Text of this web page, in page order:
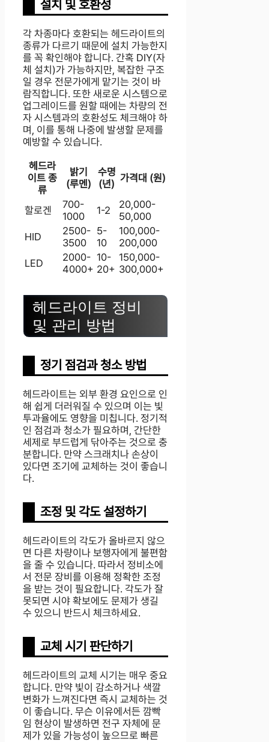
설치 및 호환성
각 차종마다 호환되는 헤드라이트의
종류가 다르기 때문에 설치 가능한지
를 꼭 확인해야 합니다. 간혹 DIY(자
체 설치)가 가능하지만, 복잡한 구조
일 경우 전문가에게 맡기는 것이 바
람직합니다. 또한 새로운 시스템으로
업그레이드를 원할 때에는 차량의 전
자 시스템과의 호환성도 체크해야 하
며, 이를 통해 나중에 발생할 문제를
예방할 수 있습니다.
헤드라
이트 종
류
밝기
(루멘)
수명
(년) 가격대 (원)
할로겐
700-
1000
1-2
20,000-
50,000
HID
2500-
3500
5-
10
100,000-
200,000
LED
2000-
4000+
10-
20+
150,000-
300,000+
헤드라이트 정비
및 관리 방법
정기 점검과 청소 방법
헤드라이트는 외부 환경 요인으로 인
해 쉽게 더러워질 수 있으며 이는 빛
투과율에도 영향을 미칩니다. 정기적
인 점검과 청소가 필요하며, 간단한
세제로 부드럽게 닦아주는 것으로 충
분합니다. 만약 스크래치나 손상이
있다면 조기에 교체하는 것이 좋습니
다.
조정 및 각도 설정하기
헤드라이트의 각도가 올바르지 않으
면 다른 차량이나 보행자에게 불편함
을 줄 수 있습니다. 따라서 정비소에
서 전문 장비를 이용해 정확한 조정
을 받는 것이 필요합니다. 각도가 잘
못되면 시야 확보에도 문제가 생길
수 있으니 반드시 체크하세요.
교체 시기 판단하기
헤드라이트의 교체 시기는 매우 중요
합니다. 만약 빛이 감소하거나 색깔
변화가 느껴진다면 즉시 교체하는 것
이 좋습니다. 무슨 이유에서든 깜빡
임 현상이 발생하면 전구 자체에 문
제가 있을 가능성이 높으므로 빠른